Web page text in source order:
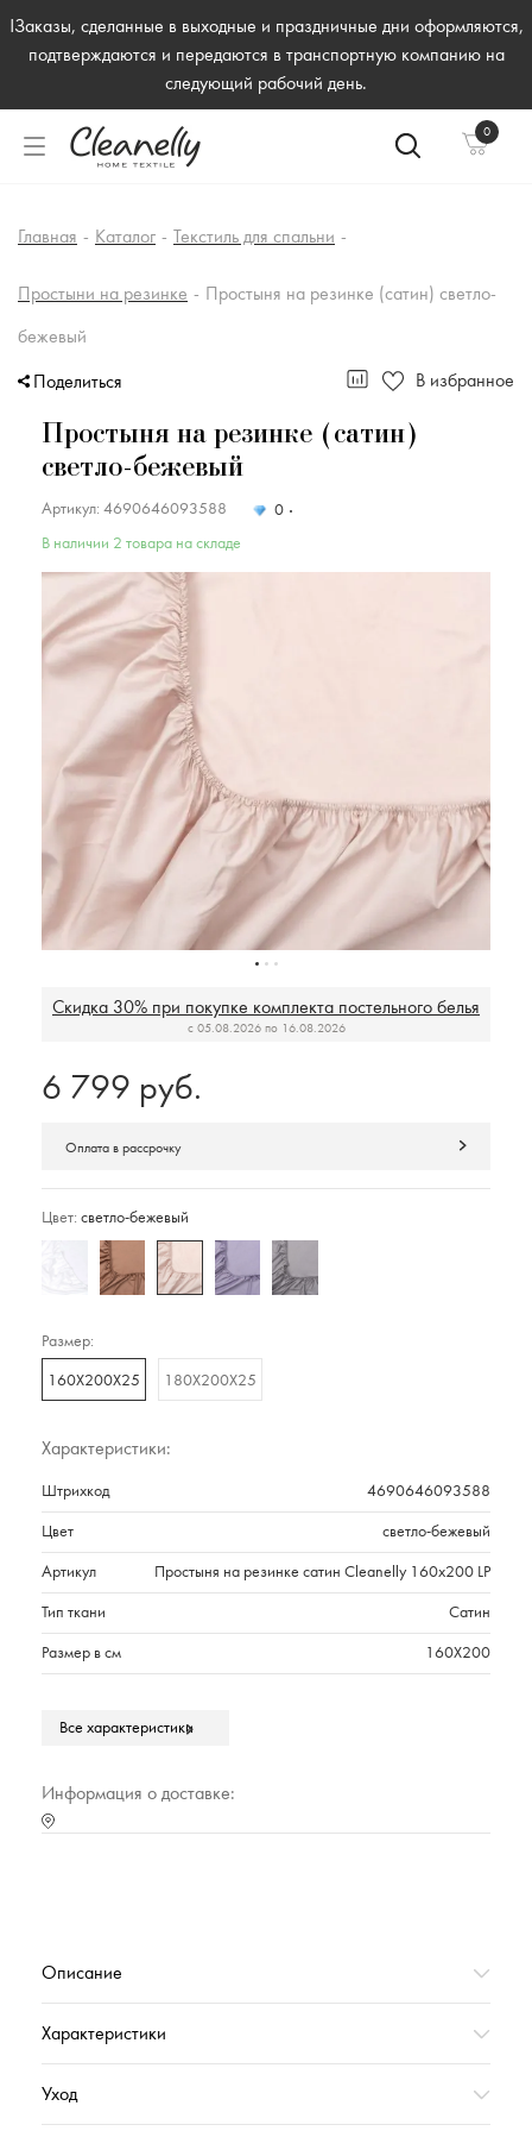
!Заказы, сделанные в выходные и праздничные дни оформляются,
подтверждаются и передаются в транспортную компанию на
следующий рабочий день.
0
Главная - Каталог - Текстиль для спальни -
Простыни на резинке - Простыня на резинке (сатин) светло-
бежевый
Поделиться В избранное
Простыня на резинке (сатин)
светло-бежевый
Артикул: 4690646093588
0
В наличии 2 товара на складе
Скидка 30% при покупке комплекта постельного белья
c 05.08.2026 по 16.08.2026
6 799 руб.
Оплата в рассрочку
Цвет: светло-бежевый
Размер:
160Х200Х25 180Х200Х25
Характеристики:
Штрихкод 4690646093588
Цвет светло-бежевый
Артикул Простыня на резинке сатин Cleanelly 160х200 LP
Тип ткани Сатин
Размер в см 160Х200
Тип упаковки
Характеристика (№ цвета в базе оттенков)
бежевый)
Все характеристики
Информация о доставке:
Описание
Характеристики
Уход